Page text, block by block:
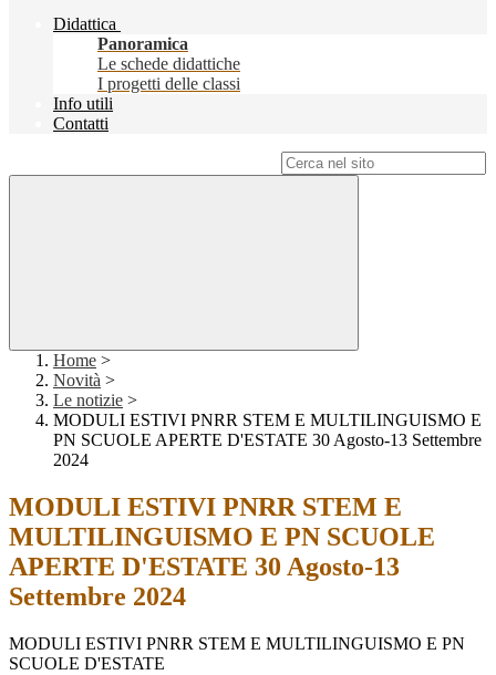
Didattica
Panoramica
Le schede didattiche
I progetti delle classi
Info utili
Contatti
Home >
Novità >
Le notizie >
MODULI ESTIVI PNRR STEM E MULTILINGUISMO E
PN SCUOLE APERTE D'ESTATE 30 Agosto-13 Settembre
2024
MODULI ESTIVI PNRR STEM E
MULTILINGUISMO E PN SCUOLE
APERTE D'ESTATE 30 Agosto-13
Settembre 2024
MODULI ESTIVI PNRR STEM E MULTILINGUISMO E PN
SCUOLE D'ESTATE